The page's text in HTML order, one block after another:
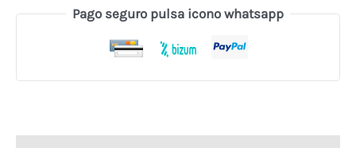
Pago seguro pulsa icono whatsapp